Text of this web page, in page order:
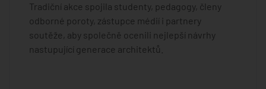
Tradiční akce spojila studenty, pedagogy, členy
odborné poroty, zástupce médií i partnery
soutěže, aby společně ocenili nejlepší návrhy
nastupující generace architektů.